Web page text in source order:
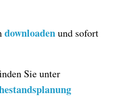
downloadenund sofort
Sie unter